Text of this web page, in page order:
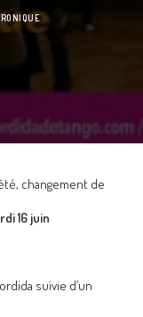
changement de
16 juin
suivie d’un